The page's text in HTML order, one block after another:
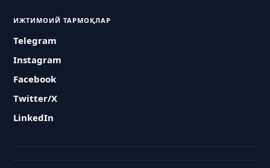
ИЖТИМОИЙ ТАРМОҚЛАР
Telegram
Instagram
Facebook
Twitter/X
LinkedIn